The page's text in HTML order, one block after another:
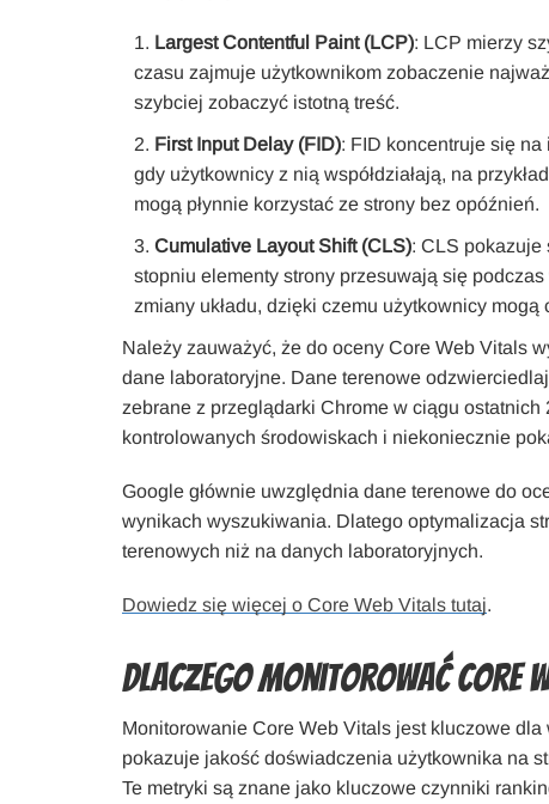
Largest Contentful Paint (LCP): LCP mierzy
czasu zajmuje użytkownikom zobaczenie
szybciej zobaczyć istotną treść.
First Input Delay (FID): FID koncentruje się
gdy użytkownicy z nią współdziałają, na
mogą płynnie korzystać ze strony bez opóźnień.
Cumulative Layout Shift (CLS): CLS pokazuje
stopniu elementy strony przesuwają się
zmiany układu, dzięki czemu użytkownicy
Należy zauważyć, że do oceny Core Web Vitals
dane laboratoryjne. Dane terenowe
zebrane z przeglądarki Chrome w ciągu
kontrolowanych środowiskach i niekoniecznie
Google głównie uwzględnia dane terenowe do
wynikach wyszukiwania. Dlatego optymalizacja
terenowych niż na danych laboratoryjnych.
Dowiedz się więcej o Core Web Vitals tutaj.
Dlaczego monitorować Core
Monitorowanie Core Web Vitals jest kluczowe
pokazuje jakość doświadczenia użytkownika na
Te metryki są znane jako kluczowe czynniki